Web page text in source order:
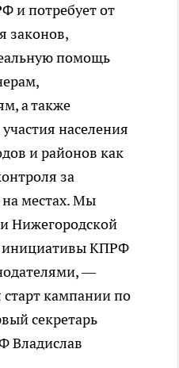
и потребует от
законов,
помощь
а также
населения
и районов как
за
местах. Мы
Нижегородской
инициативы КПРФ
—
кампании по
секретарь
Владислав